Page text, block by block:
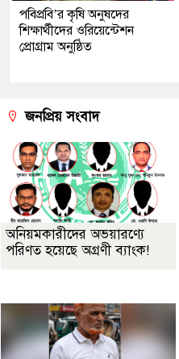
পবিপ্রবি’র কৃষি অনুষদের
শিক্ষার্থীদের ওরিয়েন্টেশন
প্রোগ্রাম অনুষ্ঠিত
জনপ্রিয় সংবাদ
অনিয়মকারীদের অভয়ারণ্যে
পরিণত হয়েছে অগ্রণী ব্যাংক!